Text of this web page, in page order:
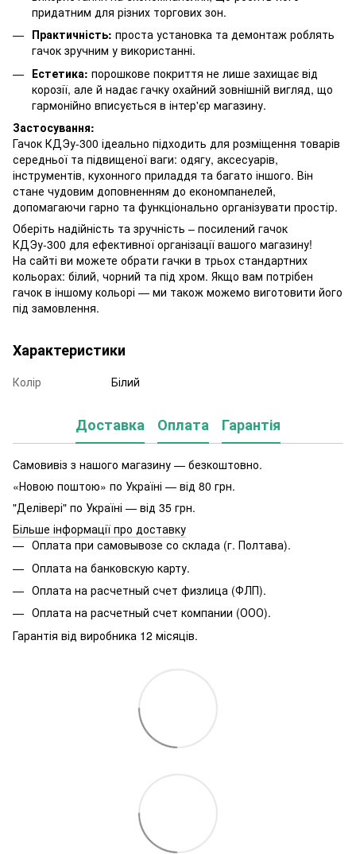
придатним для різних торгових зон.
Практичність: проста установка та демонтаж роблять
гачок зручним у використанні.
Естетика: порошкове покриття не лише захищає від
корозії, але й надає гачку охайний зовнішній вигляд, що
гармонійно вписується в інтер'єр магазину.
Застосування:
Гачок КДЭу-300 ідеально підходить для розміщення товарів
середньої та підвищеної ваги: одягу, аксесуарів,
інструментів, кухонного приладдя та багато іншого. Він
стане чудовим доповненням до економпанелей,
допомагаючи гарно та функціонально організувати простір.
Оберіть надійність та зручність – посилений гачок
КДЭу-300 для ефективної організації вашого магазину!
На сайті ви можете обрати гачки в трьох стандартних
кольорах: білий, чорний та під хром. Якщо вам потрібен
гачок в іншому кольорі — ми також можемо виготовити його
під замовлення.
Характеристики
Колір Білий
Доставка Оплата Гарантія
Самовивіз з нашого магазину — безкоштовно.
«Новою поштою» по Україні — від 80 грн.
"Делівері" по Україні — від 35 грн.
Більше інформації про доставку
Оплата при самовывозе со склада (г. Полтава).
Оплата на банковскую карту.
Оплата на расчетный счет физлица (ФЛП).
Оплата на расчетный счет компании (ООО).
Гарантія від виробника 12 місяців.